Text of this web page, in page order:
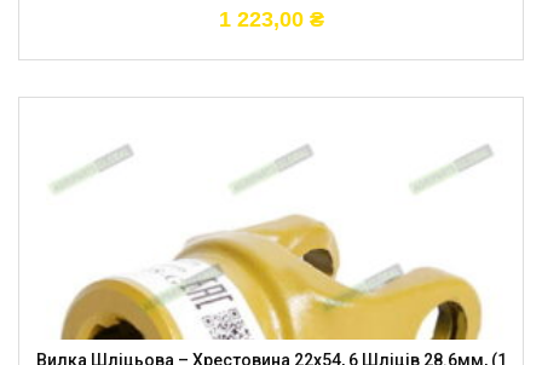
1 223,00 ₴
Вилка Шліцьова – Хрестовина 22х54, 6 Шліців 28.6мм, (1